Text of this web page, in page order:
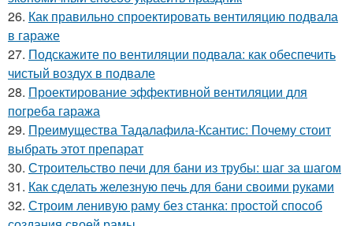
26. Как правильно спроектировать вентиляцию подвала
в гараже
27. Подскажите по вентиляции подвала: как обеспечить
чистый воздух в подвале
28. Проектирование эффективной вентиляции для
погреба гаража
29. Преимущества Тадалафила-Ксантис: Почему стоит
выбрать этот препарат
30. Строительство печи для бани из трубы: шаг за шагом
31. Как сделать железную печь для бани своими руками
32. Строим ленивую раму без станка: простой способ